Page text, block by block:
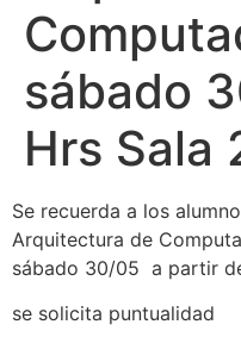
sábado
Hrs Sala
Se recuerda a los
Arquitectura de
sábado 30/05 a partir
se solicita puntualidad